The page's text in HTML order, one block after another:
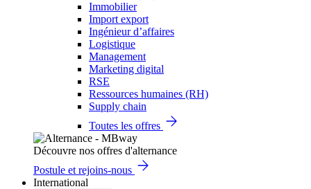
Immobilier
Import export
Ingénieur d’affaires
Logistique
Management
Marketing digital
RSE
Ressources humaines (RH)
Supply chain
Toutes les offres
Découvre nos offres d'alternance
Postule et rejoins-nous
International